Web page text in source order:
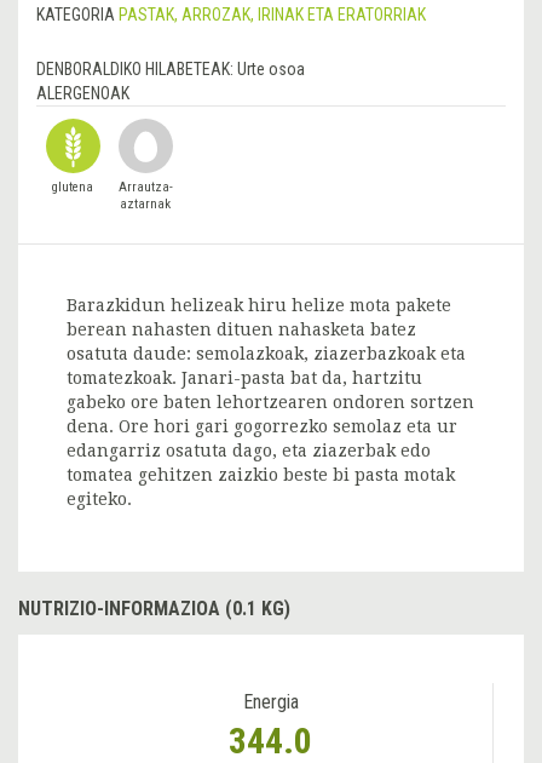
KATEGORIA PASTAK, ARROZAK, IRINAK ETA ERATORRIAK
DENBORALDIKO HILABETEAK: Urte osoa
ALERGENOAK
glutena
Arrautza-
aztarnak
Barazkidun helizeak hiru helize mota pakete
berean nahasten dituen nahasketa batez
osatuta daude: semolazkoak, ziazerbazkoak eta
tomatezkoak. Janari-pasta bat da, hartzitu
gabeko ore baten lehortzearen ondoren sortzen
dena. Ore hori gari gogorrezko semolaz eta ur
edangarriz osatuta dago, eta ziazerbak edo
tomatea gehitzen zaizkio beste bi pasta motak
egiteko.
NUTRIZIO-INFORMAZIOA (0.1 KG)
Energia
344.0